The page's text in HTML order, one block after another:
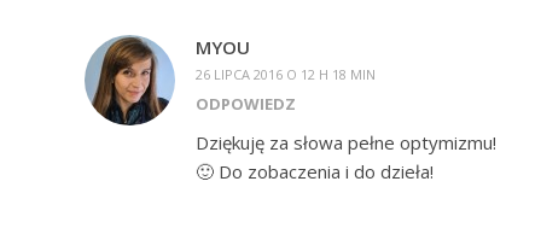
MYOU
26 LIPCA 2016 O 12 H 18 MIN
ODPOWIEDZ
Dziękuję za słowa pełne optymizmu!
🙂 Do zobaczenia i do dzieła!